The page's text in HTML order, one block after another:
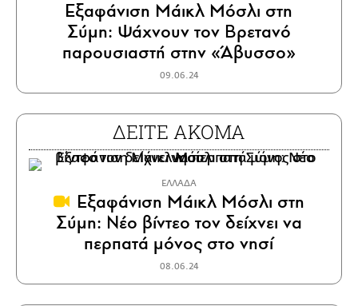
Εξαφάνιση Μάικλ Μόσλι στη
Σύμη: Ψάχνουν τον Βρετανό
παρουσιαστή στην «Άβυσσο»
09.06.24
ΔΕΙΤΕ ΑΚΟΜΑ
ΕΛΛΑΔΑ
Εξαφάνιση Μάικλ Μόσλι στη
Σύμη: Νέο βίντεο τον δείχνει να
περπατά μόνος στο νησί
08.06.24